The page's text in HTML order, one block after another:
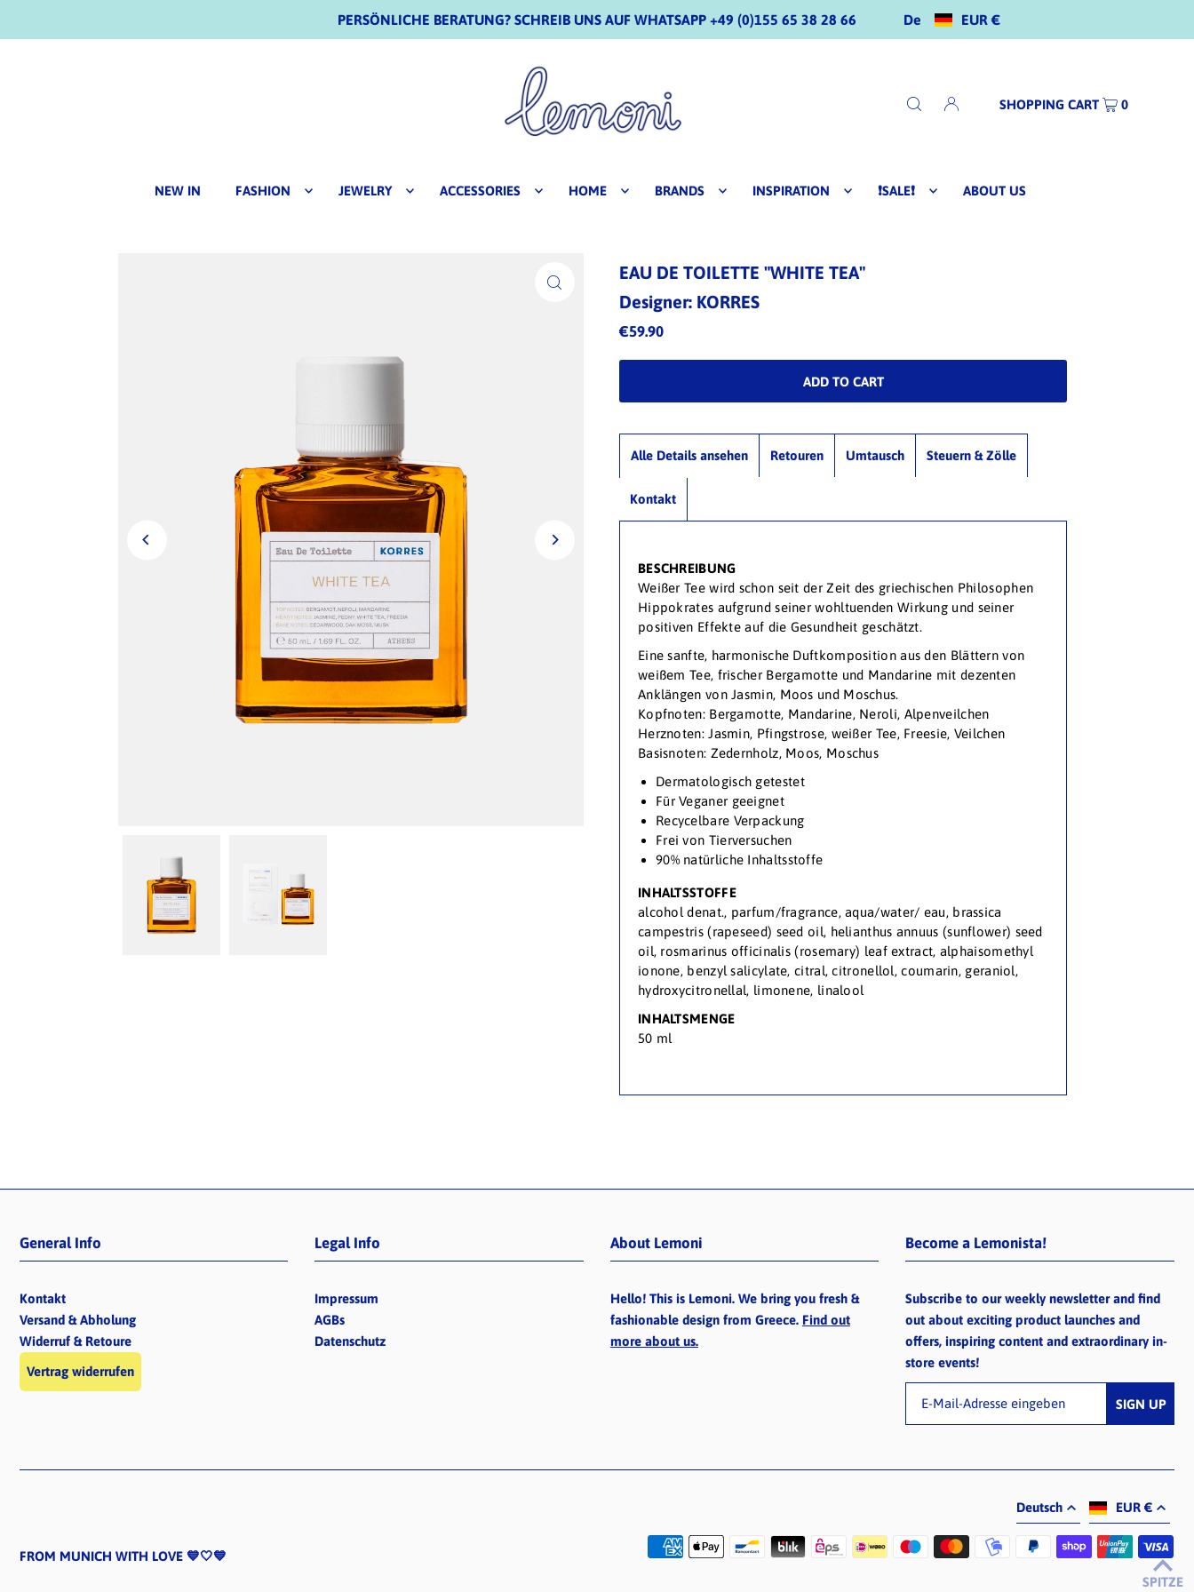
PERSÖNLICHE BERATUNG? SCHREIB UNS AUF WHATSAPP +49 (0)155 65 38 28 66 De EUR €
NEW IN FASHION JEWELRY ACCESSORIES HOME BRANDS INSPIRATION ❗SALE❗ ABOUT US
SHOPPING CART 0
EAU DE TOILETTE "WHITE TEA"
Designer: KORRES
€59.90
Alle Details ansehen Retouren Umtausch Steuern & Zölle
Kontakt
BESCHREIBUNG
Weißer Tee wird schon seit der Zeit des griechischen Philosophen
Hippokrates aufgrund seiner wohltuenden Wirkung und seiner
positiven Effekte auf die Gesundheit geschätzt.
Eine sanfte, harmonische Duftkomposition aus den Blättern von
weißem Tee, frischer Bergamotte und Mandarine mit dezenten
Anklängen von Jasmin, Moos und Moschus.
Kopfnoten: Bergamotte, Mandarine, Neroli, Alpenveilchen
Herznoten: Jasmin, Pfingstrose, weißer Tee, Freesie, Veilchen
Basisnoten: Zedernholz, Moos, Moschus
Dermatologisch getestet
Für Veganer geeignet
Recycelbare Verpackung
Frei von Tierversuchen
90% natürliche Inhaltsstoffe
INHALTSSTOFFE
alcohol denat., parfum/fragrance, aqua/water/ eau, brassica
campestris (rapeseed) seed oil, helianthus annuus (sunflower) seed
oil, rosmarinus officinalis (rosemary) leaf extract, alphaisomethyl
ionone, benzyl salicylate, citral, citronellol, coumarin, geraniol,
hydroxycitronellal, limonene, linalool
INHALTSMENGE
50 ml
General Info
Kontakt
Versand & Abholung
Widerruf & Retoure
Vertrag widerrufen
Legal Info
Impressum
AGBs
Datenschutz
About Lemoni
Hello! This is Lemoni. We bring you fresh &
fashionable design from Greece. Find out
more about us.
Become a Lemonista!
Subscribe to our weekly newsletter and find
out about exciting product launches and
offers, inspiring content and extraordinary in-
store events!
FROM MUNICH WITH LOVE 💙🤍💙
Deutsch EUR €
SPITZE